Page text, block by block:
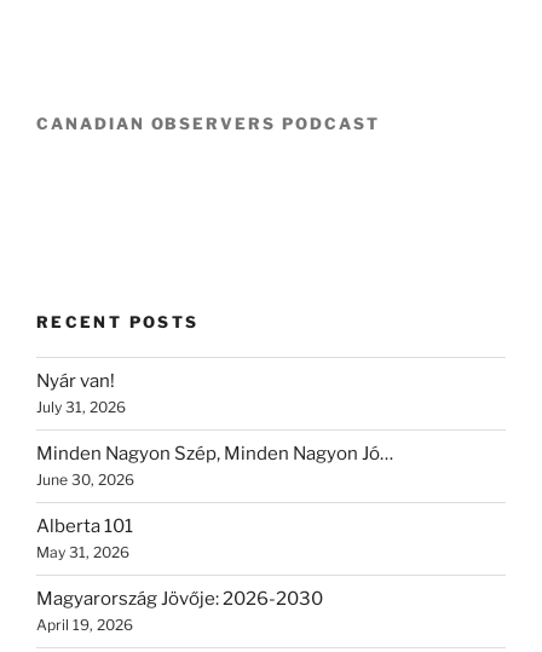
CANADIAN OBSERVERS PODCAST
RECENT POSTS
Nyár van!
July 31, 2026
Minden Nagyon Szép, Minden Nagyon Jó…
June 30, 2026
Alberta 101
May 31, 2026
Magyarország Jövője: 2026-2030
April 19, 2026